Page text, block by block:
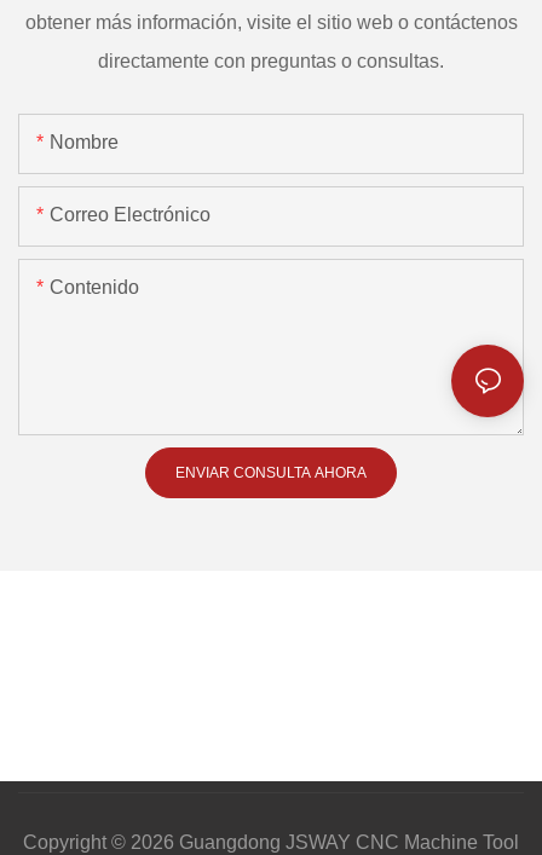
obtener más información, visite el sitio web o contáctenos
directamente con preguntas o consultas.
Nombre
Correo Electrónico
Contenido
ENVIAR CONSULTA AHORA
Copyright © 2026 Guangdong JSWAY CNC Machine Tool